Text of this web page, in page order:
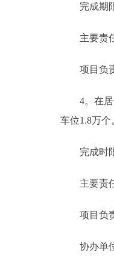
完成期限
主要责任
项目负责
4。在居住
车位1.8万个
完成时限
主要责任
项目负责
协办单位